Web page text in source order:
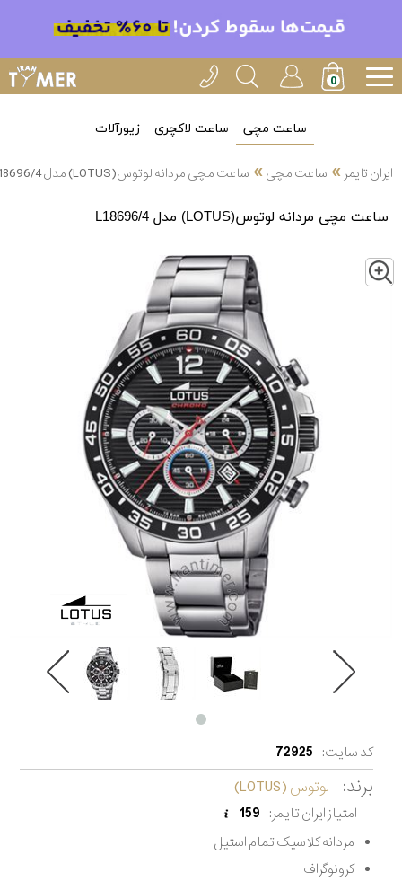
ساعت مچی ساعت لاکچری زیورآلات
ایران تایمر » ساعت مچی» ساعت مچی مردانه لوتوس(LOTUS) مدل L18696/4
ساعت مچی مردانه لوتوس(LOTUS) مدل L18696/4
کد سایت: 72925
برند: لوتوس (LOTUS)
امتیاز ایران تایمر: 159
مردانه کلاسیک تمام استیل
کرونوگراف